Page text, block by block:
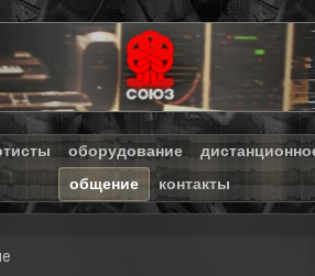
оборудование
общение
контакты